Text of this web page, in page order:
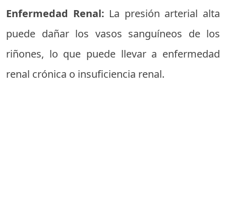
Enfermedad Renal: La presión arterial alta
puede dañar los vasos sanguíneos de los
riñones, lo que puede llevar a enfermedad
renal crónica o insuficiencia renal.